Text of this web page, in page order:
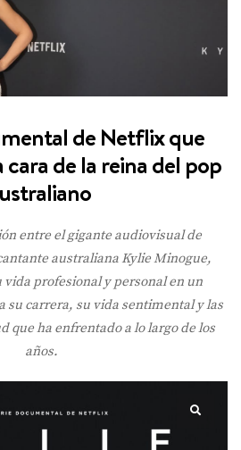
de Netflix que
de la reina del pop
entre el gigante audiovisual de
australiana Kylie Minogue,
vida profesional y personal en un
su carrera, su vida sentimental y las
que ha enfrentado a lo largo de los
años.